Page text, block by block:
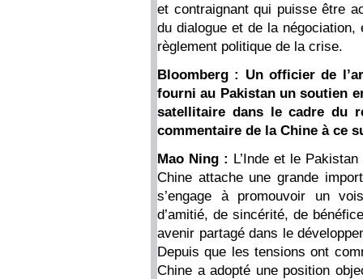
et contraignant qui puisse être
du dialogue et de la
règlement politique de la crise.
Bloomberg : Un officier de
fourni au Pakistan un soutien
satellitaire dans le cadre du
commentaire de la Chine à ce
Mao Ning : L’Inde et le
Chine attache une grande
s’engage à promouvoir un
d’amitié, de sincérité, de
avenir partagé dans le
Depuis que les tensions ont
Chine a adopté une position